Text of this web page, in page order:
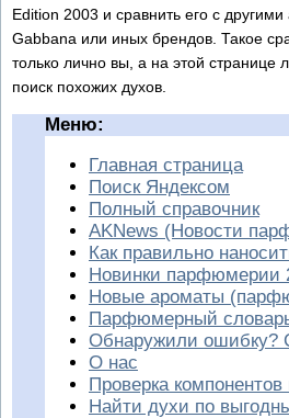
Edition 2003 и сравнить его с
Gabbana или иных брендов. Такое
только лично вы, а на этой странице
поиск похожих духов.
Меню:
Главная страница
Поиск Яндексом
Полный справочник
AKNews (Новости
Как правильно
Новинки парфюмерии
Новые ароматы
Парфюмерный
Обнаружили ошибку?
О нас
Проверка компонентов
Найти духи по